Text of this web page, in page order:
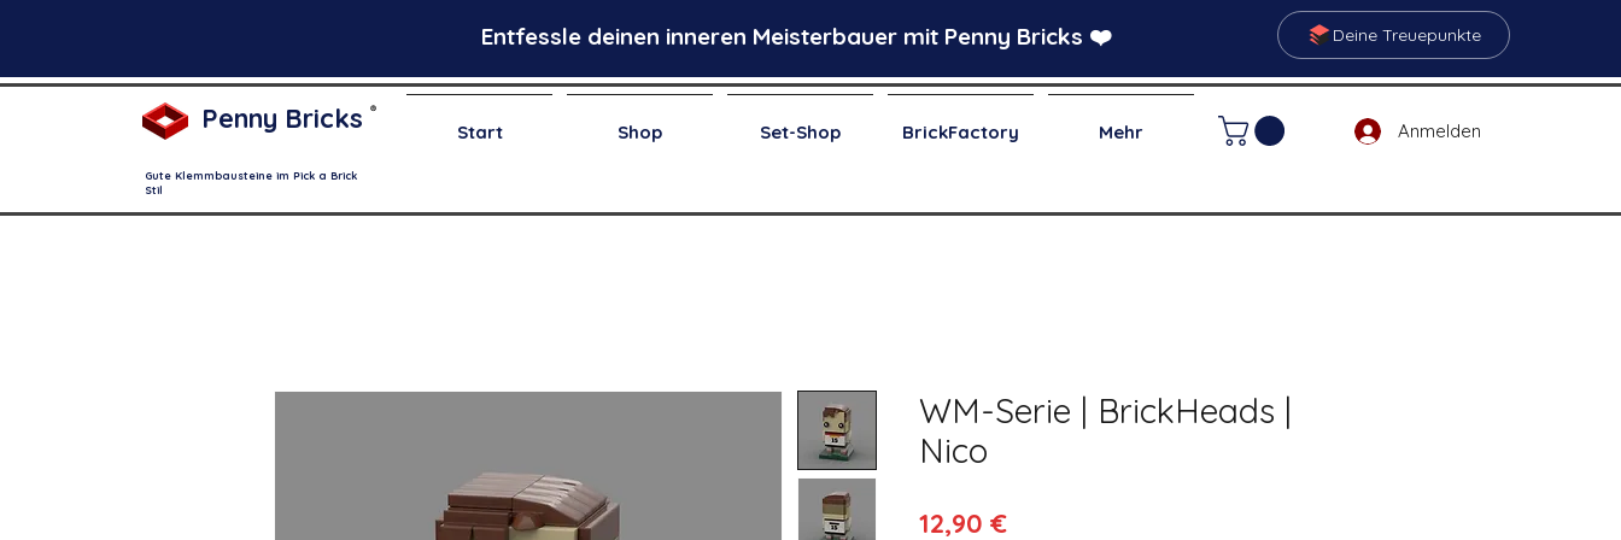
Entfessle deinen inneren Meisterbauer mit Penny Bricks ❤️ Deine Treuepunkte
Penny Bricks ®
Start Shop Set-Shop BrickFactory Mehr Anmelden
Gute Klemmbausteine im Pick a Brick
Stil
WM-Serie | BrickHeads |
Nico
12,90 €Preis